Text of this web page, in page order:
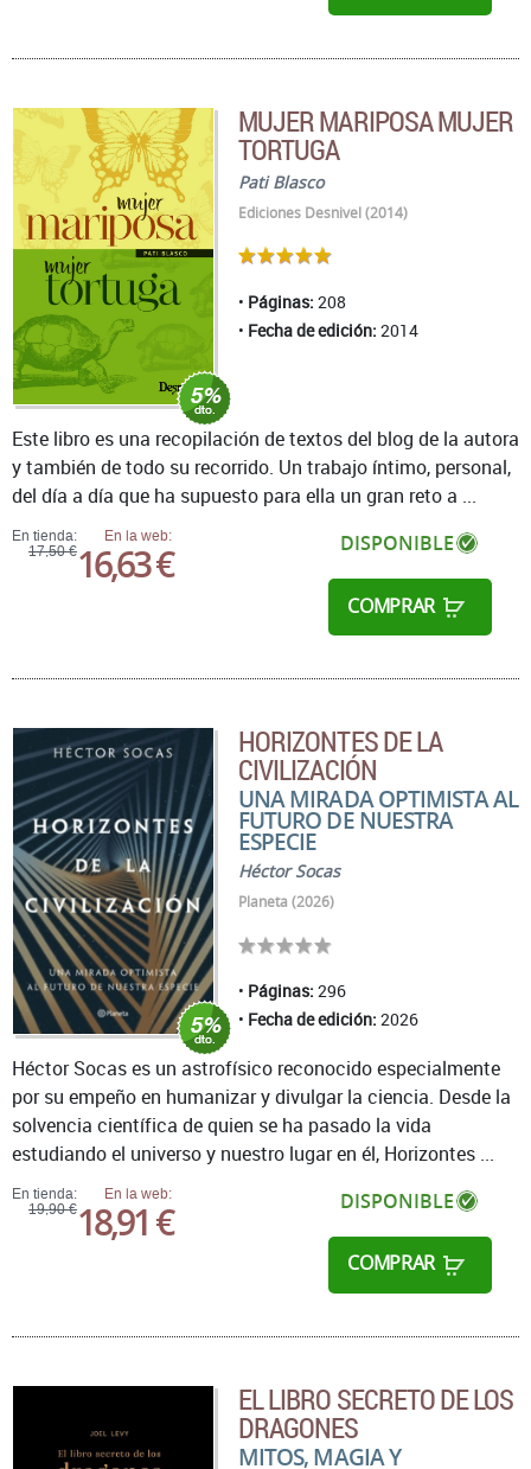
MUJER MARIPOSA MUJER
TORTUGA
Pati Blasco
Ediciones Desnivel (2014)
Páginas: 208
Fecha de edición: 2014
En tienda:
17,50 €
En la web:
16,63 € DISPONIBLE
COMPRAR
Este libro es una recopilación de textos del blog de la autora
y también de todo su recorrido. Un trabajo íntimo, personal,
del día a día que ha supuesto para ella un gran reto a ...
HORIZONTES DE LA
CIVILIZACIÓN
UNA MIRADA OPTIMISTA AL
FUTURO DE NUESTRA
ESPECIE
Héctor Socas
Planeta (2026)
Páginas: 296
Fecha de edición: 2026
En tienda:
19,90 €
En la web:
18,91 € DISPONIBLE
COMPRAR
Héctor Socas es un astrofísico reconocido especialmente
por su empeño en humanizar y divulgar la ciencia. Desde la
solvencia científica de quien se ha pasado la vida
estudiando el universo y nuestro lugar en él, Horizontes ...
EL LIBRO SECRETO DE LOS
DRAGONES
MITOS, MAGIA Y